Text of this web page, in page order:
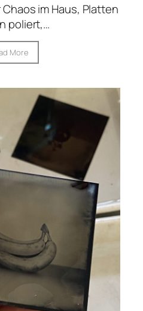
im Haus, Platten
poliert,…
More